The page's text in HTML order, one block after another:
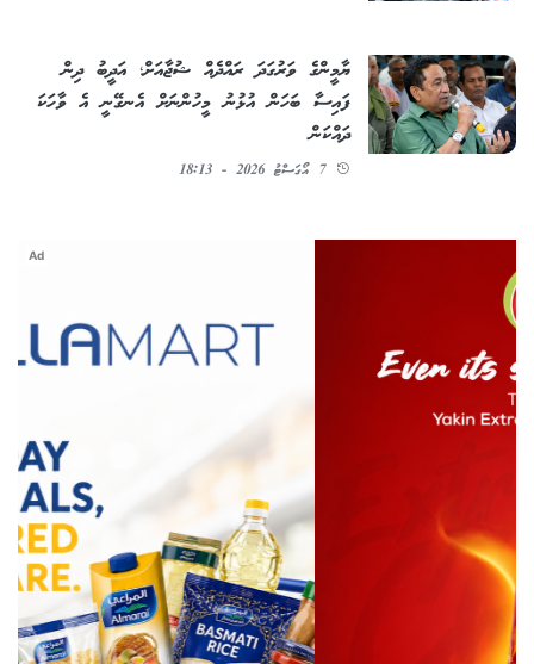
ޔާމީންގެ ވަރުގަދަ ރައްދެއް ޝުޖާއަށް؛ އަދީބު ދިން
ފައިސާ ބަހަން އުޅުނު މީހުންނަށް އެނގޭނީ އެ ވާހަކަ
ދައްކަން
7 އޯގަސްޓު 2026 - 18:13
Ad